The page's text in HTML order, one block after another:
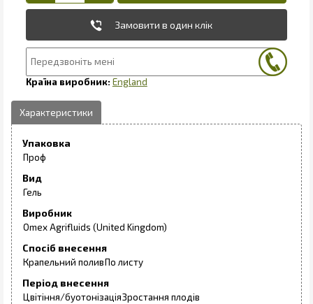
Замовити в один клік
England
Упаковка
Проф
Вид
Гель
Виробник
Omex Agrifluids (United Kingdom)
Спосіб внесення
Крапельний поливПо листу
Період внесення
Цвітіння/буотонізаціяЗростання плодів